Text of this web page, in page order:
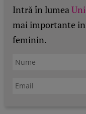
Intră în lumea
mai importante
feminin.